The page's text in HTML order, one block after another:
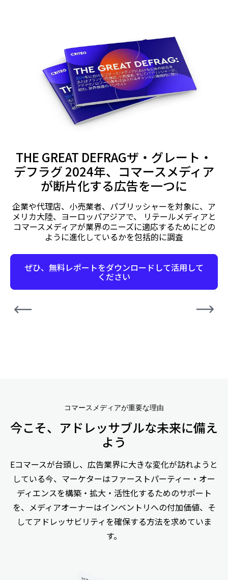
THE GREAT DEFRAGザ・グレート・
デフラグ 2024年、コマースメディア
が断片化する広告を一つに
企業や代理店、小売業者、パブリッシャーを対象に、ア
メリカ大陸、ヨーロッパアジアで、 リテールメディアと
コマースメディアが業界のニーズに適応するためにどの
ように進化しているかを包括的に調査
ぜひ、無料レポートをダウンロードして活用して
ください
コマースメディア完全活用ガイド
デジタル広告に変革をもたらしている新ジャンルの正体
を徹底的に解説します。
詳細
Next
コマースメディアが重要な理由
今こそ、アドレッサブルな未来に備え
よう
Eコマースが台頭し、広告業界に大きな変化が訪れようと
している今、マーケターはファーストパーティー・オー
ディエンスを構築・拡大・活性化するためのサポート
を、メディアオーナーはインベントリへの付加価値、そ
してアドレッサビリティを確保する方法を求めていま
す。